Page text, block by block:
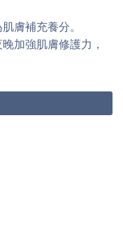
膚補充養分。
加強肌膚修護力，